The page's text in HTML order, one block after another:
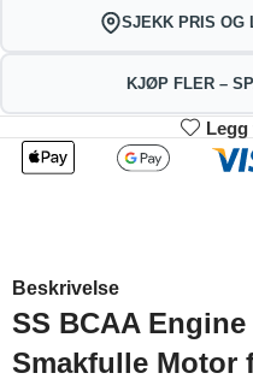
SJEKK PRIS OG
KJØP FLER –
2
345.51
kr
4%
Beskrivelse
SS BCAA
Smakfulle Motor